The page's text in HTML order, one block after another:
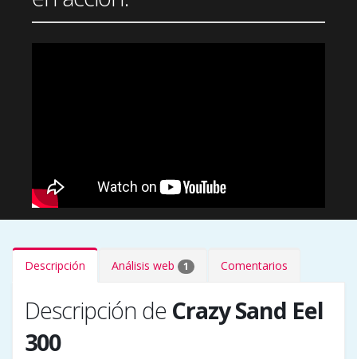
Descripción Análisis web 1 Comentarios
Descripción de Crazy Sand Eel
300